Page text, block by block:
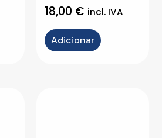
18,00 € incl. IVA
Adicionar